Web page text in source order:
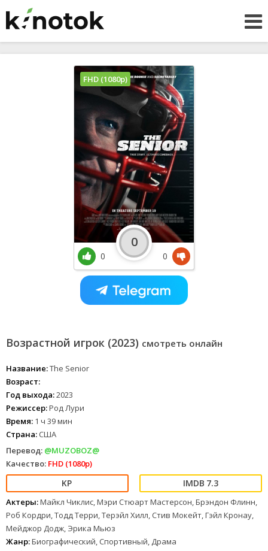
Возрастной игрок (2023) смотреть онлайн
Название:The Senior
Возраст:
Год выхода:2023
Режиссер:Род Лури
Время: 1 ч 39 мин
Страна: США
Перевод: @MUZOBOZ@
Качество: FHD (1080p)
7.3
Актеры:Майкл Чиклис, Мэри Стюарт Мастерсон, Брэндон Флинн,
Роб Кордри, Тодд Терри, Терэйл Хилл, Стив Мокейт, Гэйл Кронау,
Мейджор Додж, Эрика Мьюз
Жанр:Биографический, Спортивный, Драма
FHD (1080p)
0
0
0